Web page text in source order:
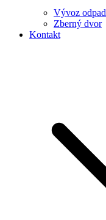
Vývoz
Zberný dvor
Kontakt